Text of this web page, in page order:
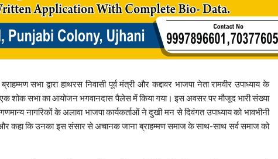
सभा द्वारा हाथरस निवासी पूर्व मंत्री और कद्दावर भाजपा नेता रामवीर उपाध्याय के
शोक सभा का आयोजन भगवानदास पैलेस में किया गया। इस अवसर पर मौजूद भारी संख्या
नागरिकों के अलावा भाजपा कार्यकर्ताओं ने दुखी मन से दिवंगत उपाध्याय को भावभीनी
और कहा कि उनका इस संसार से अचानक जाना ब्राहम्मण समाज के साथ-साथ सर्व समाज को